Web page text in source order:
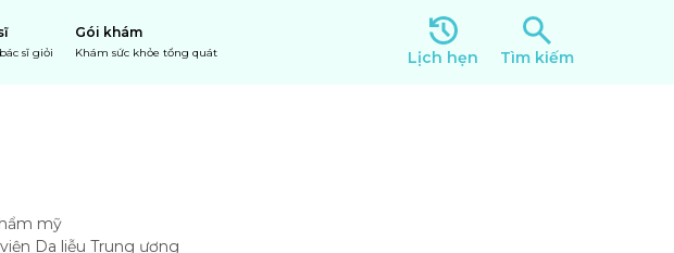
sĩ giỏi
Gói khám
Khám sức khỏe tổng quát Lịch hẹn Tìm kiếm
mỹ
Da liễu Trung ương